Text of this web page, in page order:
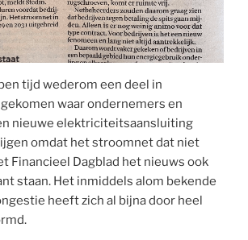
tijd wederom een deel in
waar ondernemers en
nieuwe elektriciteitsaansluiting
omdat het stroomnet dat niet
Financieel Dagblad het nieuws ook
staan. Het inmiddels alom bekende
heeft zich al bijna door heel